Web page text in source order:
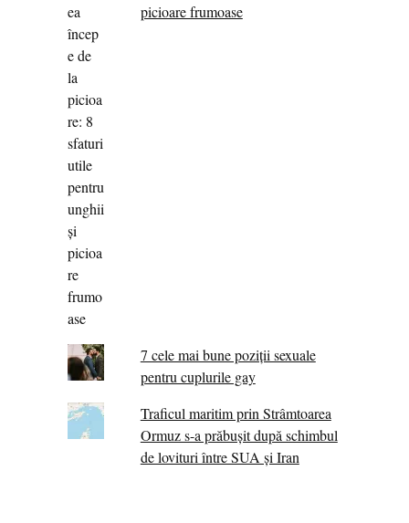
picioare frumoase
7 cele mai bune poziții sexuale
pentru cuplurile gay
Traficul maritim prin Strâmtoarea
Ormuz s-a prăbușit după schimbul
de lovituri între SUA şi Iran